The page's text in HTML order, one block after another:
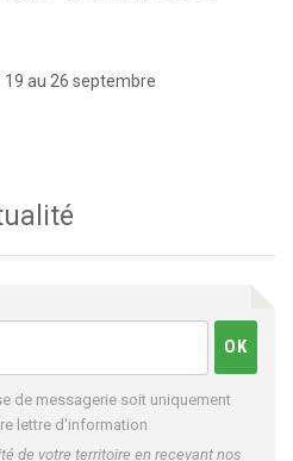
19 au 26 septembre
de messagerie soit uniquement
lettre d'information
de votre territoire en recevant nos